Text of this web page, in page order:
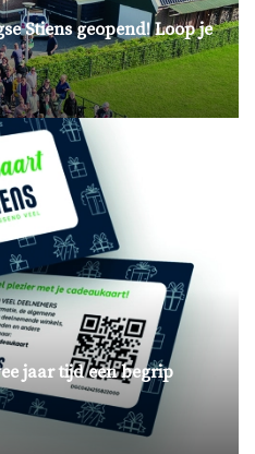
Stiens geopend! Loop je
jaar tijd een begrip